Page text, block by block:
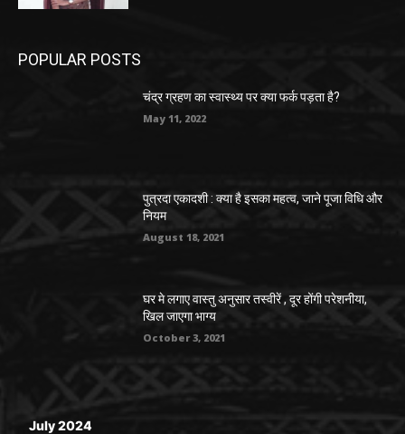
POPULAR POSTS
चंद्र ग्रहण का स्वास्थ्य पर क्या फर्क पड़ता है?
May 11, 2022
पुत्रदा एकादशी : क्या है इसका महत्व, जाने पूजा विधि और
नियम
August 18, 2021
घर मे लगाए वास्तु अनुसार तस्वीरें , दूर होंगी परेशनीया,
खिल जाएगा भाग्य
October 3, 2021
July 2024